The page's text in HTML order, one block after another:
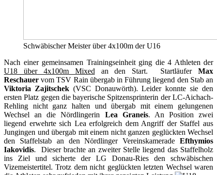
Schwäbischer Meister über 4x100m der U16
Nach einer gemeinsamen Trainingseinheit ging die 4 Athleten der
U18 über 4x100m Mixed an den Start. StartläuferMax
Reschauer vom TSV Rain übergab in Führung liegend den Stab an
Viktoria Zajitschek(VSC Donauwörth). Leider konnte sie den
ersten Platz gegen die bayerische Spitzensprinterin der LC-Aichach-
Rehling nicht ganz halten und übergab mit einem gelungenen
Wechsel an die Nördlingerin Lea Graneis. An Position zwei
liegend erwehrte sich Lea erfolgreich dem Angriff der Staffel aus
Jungingen und übergab mit einem nicht ganzen geglückten Wechsel
den Staffelstab an den Nördlinger Vereinskamerade Efthymios
Iakovidis. Dieser brachte an zweiter Stelle liegend das Staffelholz
ins Ziel und sicherte der LG Donau-Ries den schwäbischen
Vizemeistertitel. Trotz dem nicht geglückten letzten Wechsel waren